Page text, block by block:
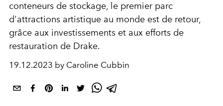
conteneurs de stockage, le premier parc
d'attractions artistique au monde est de retour,
grâce aux investissements et aux efforts de
restauration de Drake.
19.12.2023 by Caroline Cubbin